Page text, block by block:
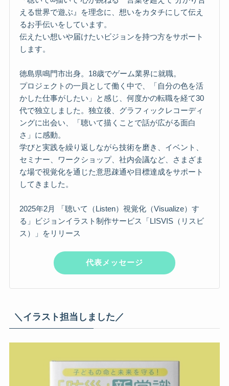
える世界で遊ぶ』を理念に、想いをカタチにして伝え
るお手伝いをしています。
伝えたい想いや届けたいビジョンを持つ方をサポート
します。
徳島県鳴門市出身。18歳でゲーム業界に就職。
プロジェクトの一員として働く中で、「自分の色を活
かした仕事がしたい」と感じ、何度かの転職を経て30
代で独立しました。独立後、グラフィックレコーディ
ングに出会い、「聴いて描くことで話が広がる面白
さ」に感動。
学びと実践を繰り返しながら技術を磨き、イベント、
セミナー、ワークショップ、社内会議など、さまざま
な場で視覚化を通じた意思疎通や目標達成をサポート
してきました。
2025年2月 「聴いて（Listen）視覚化（Visualize）す
る」ビジョンイラスト制作サービス「LISVIS（リスビ
ス）」をリリース
代表メッセージ
＼イラスト担当しました／